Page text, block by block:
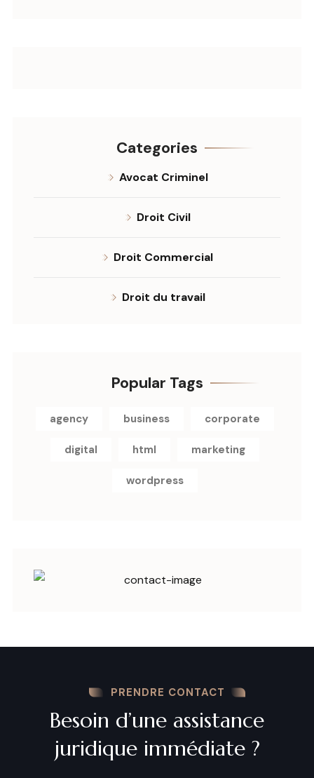
Categories
Avocat Criminel
Droit Civil
Droit Commercial
Droit du travail
Popular Tags
agency business corporate
digital html marketing
wordpress
PRENDRE CONTACT
Besoin d’une assistance
juridique immédiate ?